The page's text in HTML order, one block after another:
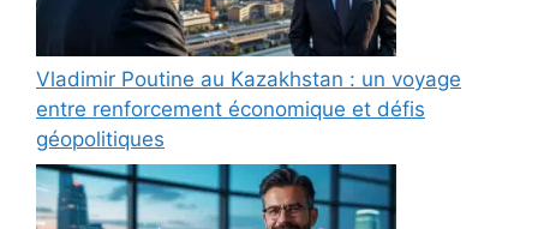
Vladimir Poutine au Kazakhstan : un voyage
entre renforcement économique et défis
géopolitiques